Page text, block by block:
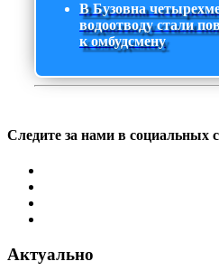
В Бузовна
водоотводу стали
к омбудсмену
Следите за нами в социальных
Актуально